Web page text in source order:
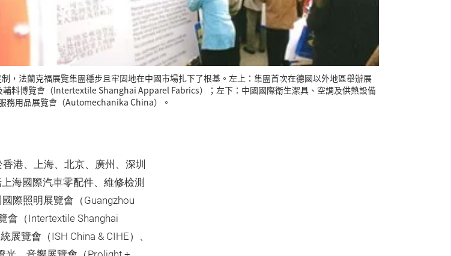
，法蘭克福展覽集團穩步且牢固地在中國市場扎下了根基。左上：集團首次在德國以外地區舉辦展
料博覽會（Intertextile Shanghai Apparel Fabrics）；左下：中國國際衛生潔具、空調及供熱設備
務用品展覽會（Automechanika China）。
港、上海、北京、廣州、深圳
海國際汽車零配件、維修檢測
際照明展覽會（Guangzhou
會（Intertextile Shanghai
覽會（ISH China & CIHE）、